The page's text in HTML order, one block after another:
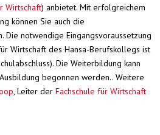
Wirtschaft) anbietet. Mit erfolgreichem
können Sie auch die
Die notwendige Eingangsvoraussetzung
Wirtschaft des Hansa-Berufskollegs ist
Die Weiterbildung kann
begonnen werden.. Weitere
, Leiter der Fachschule für Wirtschaft